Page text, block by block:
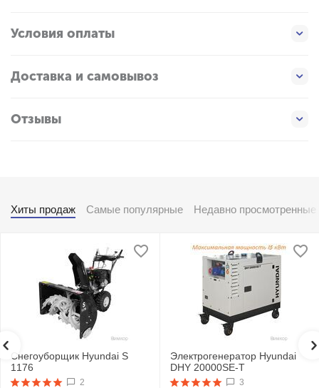
Условия оплаты
Доставка и самовывоз
Отзывы
Хиты продаж Самые популярные Недавно просмотренные
Снегоуборщик Hyundai S
1176
2
Электрогенератор Hyundai
DHY 20000SE-T
3